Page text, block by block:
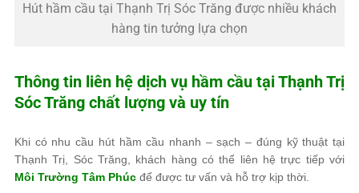
Hút hầm cầu tại Thạnh Trị Sóc Trăng được nhiều khách
hàng tin tưởng lựa chọn
Thông tin liên hệ dịch vụ hầm cầu tại Thạnh Trị
Sóc Trăng chất lượng và uy tín
Khi có nhu cầu hút hầm cầu nhanh – sạch – đúng kỹ thuật tại
Thạnh Trị, Sóc Trăng, khách hàng có thể liên hệ trực tiếp với
Môi Trường Tâm Phúc để được tư vấn và hỗ trợ kịp thời.